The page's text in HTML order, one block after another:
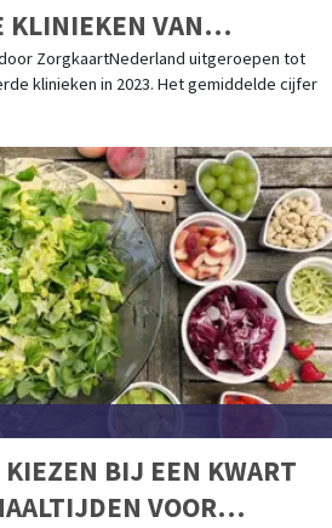
KLINIEKEN VAN
door ZorgkaartNederland uitgeroepen tot
klinieken in 2023. Het gemiddelde cijfer
BIJ EEN KWART
VOOR